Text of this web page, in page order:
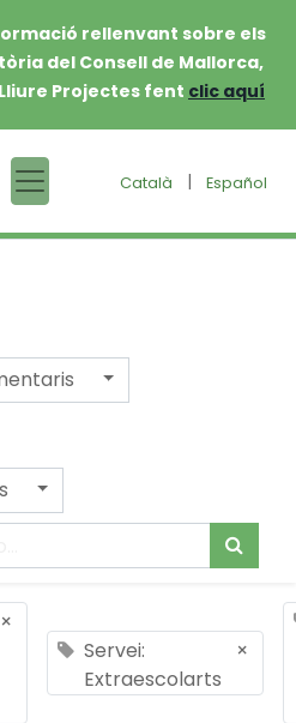
rellenvant sobre els
del Consell de Mallorca,
Projectes fent clic aquí
Català | Español
×
Servei:
Extraescolarts
×